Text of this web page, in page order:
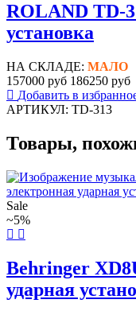
ROLAND TD-
установка
НА СКЛАДЕ: МАЛО
157000 руб 186250 руб
Добавить в
АРТИКУЛ: TD-313
Товары,
Sale
~5%
Behringer
ударная